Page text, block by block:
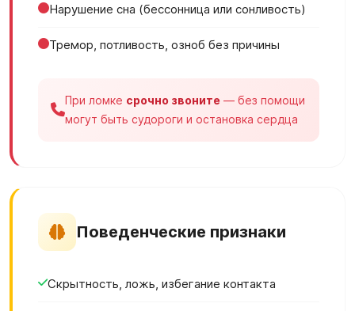
Нарушение сна (бессонница или сонливость)
Тремор, потливость, озноб без причины
При ломке срочно звоните — без помощи
могут быть судороги и остановка сердца
Поведенческие признаки
Скрытность, ложь, избегание контакта